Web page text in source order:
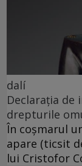
dalí
Declarația de
drepturile
În coșmarul
apare (ticsit
lui Cristofor